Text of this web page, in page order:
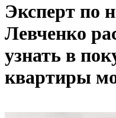
Эксперт по
Левченко
узнать в
квартиры